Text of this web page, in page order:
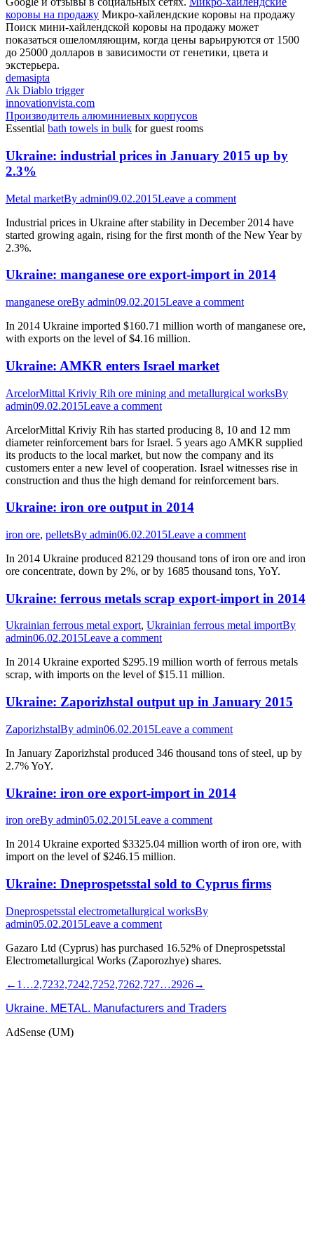
коровы на продажу Микро-хайлендские коровы на продажу
Поиск мини-хайлендской коровы на продажу может
показаться ошеломляющим, когда цены варьируются от 1500
до 25000 долларов в зависимости от генетики, цвета и
экстерьера.
demasipta
Ak Diablo trigger
innovationvista.com
Производитель алюминиевых корпусов
Essential bath towels in bulk for guest rooms
Ukraine: industrial prices in January 2015 up by
2.3%
Metal marketBy admin09.02.2015Leave a comment
Industrial prices in Ukraine after stability in December 2014 have
started growing again, rising for the first month of the New Year by
2.3%.
Ukraine: manganese ore export-import in 2014
manganese oreBy admin09.02.2015Leave a comment
In 2014 Ukraine imported $160.71 million worth of manganese ore,
with exports on the level of $4.16 million.
Ukraine: AMKR enters Israel market
ArcelorMittal Kriviy Rih ore mining and metallurgical worksBy
admin09.02.2015Leave a comment
ArcelorMittal Kriviy Rih has started producing 8, 10 and 12 mm
diameter reinforcement bars for Israel. 5 years ago AMKR supplied
its products to the local market, but now the company and its
customers enter a new level of cooperation. Israel witnesses rise in
construction and thus the high demand for reinforcement bars.
Ukraine: iron ore output in 2014
iron ore, pelletsBy admin06.02.2015Leave a comment
In 2014 Ukraine produced 82129 thousand tons of iron ore and iron
ore concentrate, down by 2%, or by 1685 thousand tons, YoY.
Ukraine: ferrous metals scrap export-import in 2014
Ukrainian ferrous metal export, Ukrainian ferrous metal importBy
admin06.02.2015Leave a comment
In 2014 Ukraine exported $295.19 million worth of ferrous metals
scrap, with imports on the level of $15.11 million.
Ukraine: Zaporizhstal output up in January 2015
ZaporizhstalBy admin06.02.2015Leave a comment
In January Zaporizhstal produced 346 thousand tons of steel, up by
2.7% YoY.
Ukraine: iron ore export-import in 2014
iron oreBy admin05.02.2015Leave a comment
In 2014 Ukraine exported $3325.04 million worth of iron ore, with
import on the level of $246.15 million.
Ukraine: Dneprospetsstal sold to Cyprus firms
Dneprospetsstal electrometallurgical worksBy
admin05.02.2015Leave a comment
Gazaro Ltd (Cyprus) has purchased 16.52% of Dneprospetsstal
Electrometallurgical Works (Zaporozhye) shares.
← 1 …2,7232,7242,7252,7262,727…2926→
Ukraine. METAL. Manufacturers and Traders
AdSense (UM)